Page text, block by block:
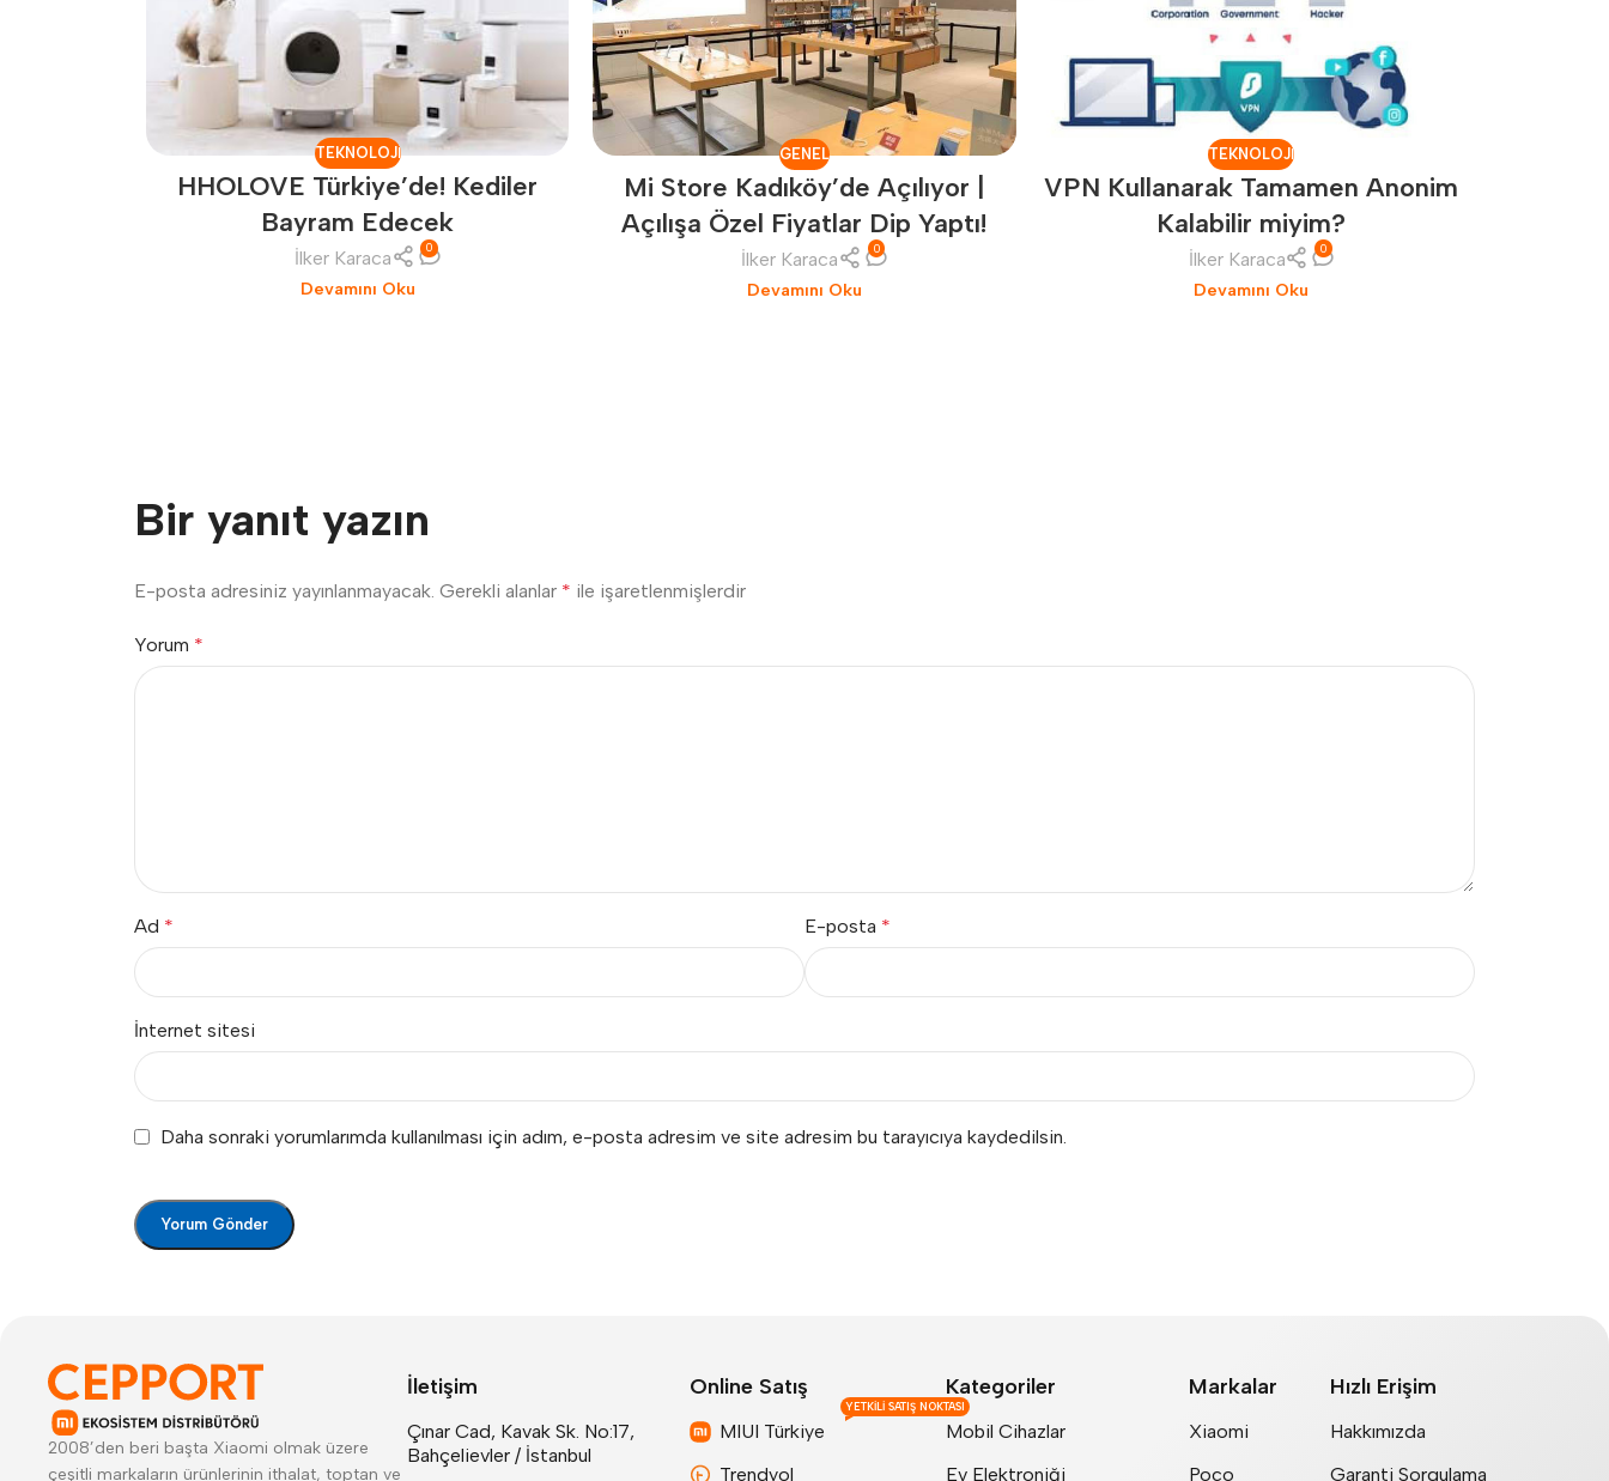
TEKNOLOJI
HHOLOVE Türkiye’de! Kediler
Bayram Edecek
İlker Karaca 0
Devamını Oku
GENEL
Mi Store Kadıköy’de Açılıyor |
Açılışa Özel Fiyatlar Dip Yaptı!
İlker Karaca 0
Devamını Oku
TEKNOLOJI
VPN Kullanarak Tamamen Anonim
Kalabilir miyim?
İlker Karaca 0
Devamını Oku
Bir yanıt yazın
E-posta adresiniz yayınlanmayacak. Gerekli alanlar * ile işaretlenmişlerdir
Yorum *
Ad * E-posta *
İnternet sitesi
Daha sonraki yorumlarımda kullanılması için adım, e-posta adresim ve site adresim bu tarayıcıya kaydedilsin.
2008’den beri başta Xiaomi olmak üzere
çeşitli markaların ürünlerinin ithalat, toptan ve
İletişim
Çınar Cad, Kavak Sk. No:17,
Bahçelievler / İstanbul
Online Satış
MIUI Türkiye
YETKILI SATIŞ NOKTASI
Trendyol
Kategoriler
Mobil Cihazlar
Ev Elektroniği
Markalar
Xiaomi
Poco
Hızlı Erişim
Hakkımızda
Garanti Sorgulama